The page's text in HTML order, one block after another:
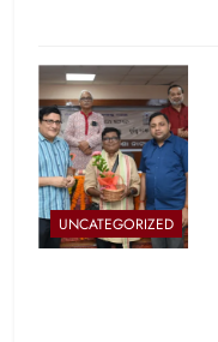
UNCATEGORIZED